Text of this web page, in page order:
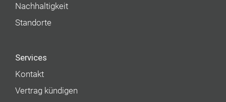
Nachhaltigkeit
Standorte
Services
Kontakt
Vertrag kündigen